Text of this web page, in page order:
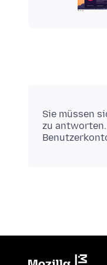
Sie müssen
zu